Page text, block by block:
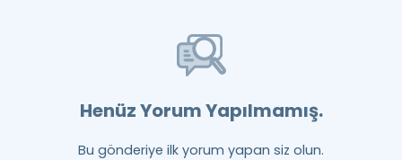
Henüz Yorum Yapılmamış.
Bu gönderiye ilk yorum yapan siz olun.